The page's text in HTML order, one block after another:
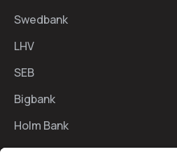
Swedbank
LHV
SEB
Bigbank
Holm Bank